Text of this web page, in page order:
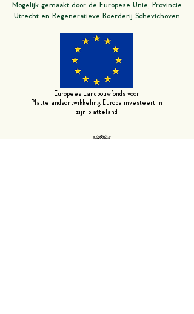
Mogelijk gemaakt door de Europese Unie, Provincie
Utrecht en Regeneratieve Boerderij Schevichoven
Europees Landbouwfonds voor
Plattelandsontwikkeling: Europa investeert in
zijn platteland